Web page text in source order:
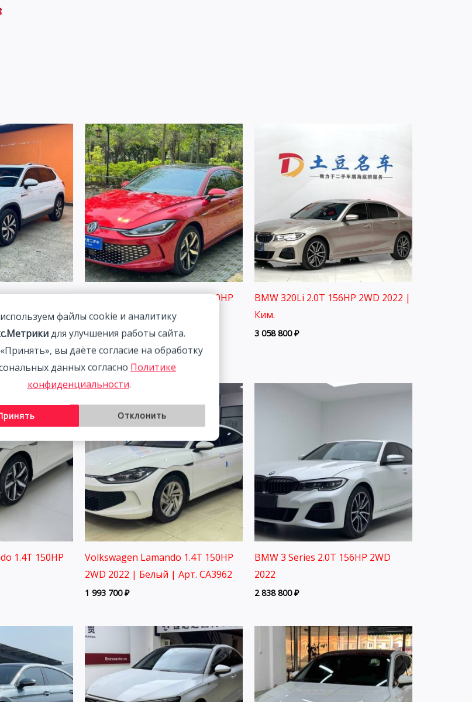
280TSI Luxury
Edition 1.4T
Volkswagen Lamando 1.4T 150HP
2WD 2023 | Красный
2 115 800₽
BMW 320Li 2.0T 156HP 2WD 2022 |
Ким.
3 058 800₽
1.4T 150HP
Volkswagen Lamando 1.4T 150HP
2WD 2022 | Белый | Арт. CA3962
1 993 700₽
BMW 3 Series 2.0T 156HP 2WD
2022
2 838 800₽
файлы cookie и аналитику
для улучшения работы сайта.
вы даёте согласие на обработку
данных согласно Политике
конфиденциальности.
Отклонить